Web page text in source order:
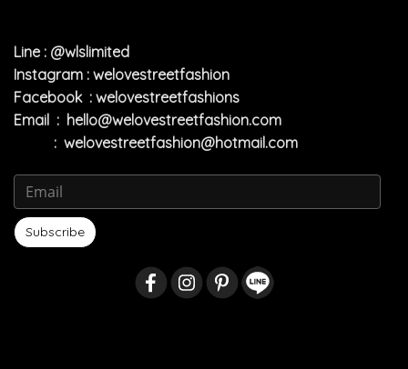
Line : @wlslimited
Instagram : welovestreetfashion
Facebook : welovestreetfashions
Email : hello@welovestreetfashion.com
: welovestreetfashion@hotmail.com
Subscribe